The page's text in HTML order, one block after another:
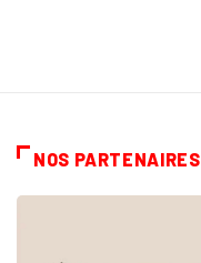
NOS PARTENAIRES